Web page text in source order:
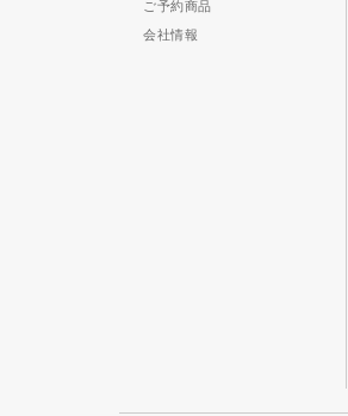
ご予約商品
会社情報